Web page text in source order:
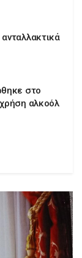
στο
αλκοόλ